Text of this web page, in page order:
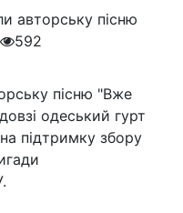
592
пісню "Вже
одеський гурт
підтримку збору